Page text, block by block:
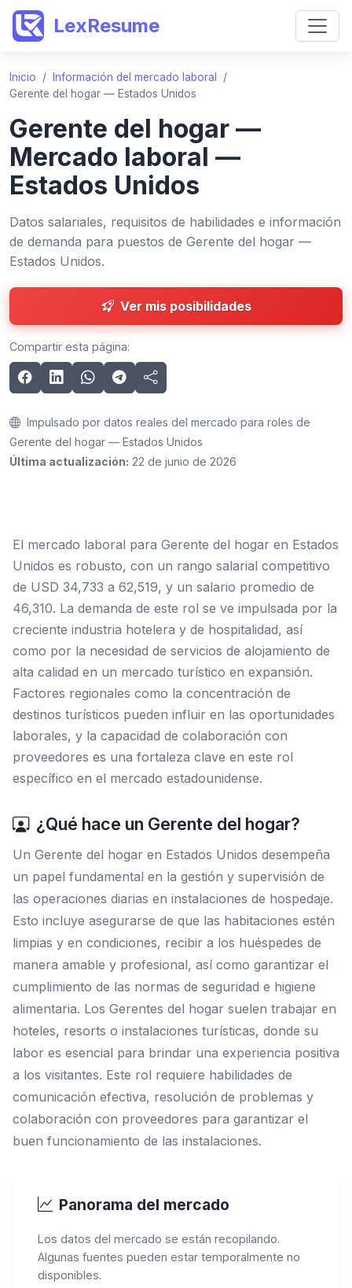
LexResume
Inicio / Información del mercado laboral
/
Gerente del hogar — Estados Unidos
Gerente del hogar —
Mercado laboral —
Estados Unidos
Datos salariales, requisitos de habilidades e información
de demanda para puestos de Gerente del hogar —
Estados Unidos.
Ver mis posibilidades
Compartir esta página:
Impulsado por datos reales del mercado para roles de
Gerente del hogar — Estados Unidos
Última actualización: 22 de junio de 2026
El mercado laboral para Gerente del hogar en Estados
Unidos es robusto, con un rango salarial competitivo
de USD 34,733 a 62,519, y un salario promedio de
46,310. La demanda de este rol se ve impulsada por la
creciente industria hotelera y de hospitalidad, así
como por la necesidad de servicios de alojamiento de
alta calidad en un mercado turístico en expansión.
Factores regionales como la concentración de
destinos turísticos pueden influir en las oportunidades
laborales, y la capacidad de colaboración con
proveedores es una fortaleza clave en este rol
específico en el mercado estadounidense.
¿Qué hace un Gerente del hogar?
Un Gerente del hogar en Estados Unidos desempeña
un papel fundamental en la gestión y supervisión de
las operaciones diarias en instalaciones de hospedaje.
Esto incluye asegurarse de que las habitaciones estén
limpias y en condiciones, recibir a los huéspedes de
manera amable y profesional, así como garantizar el
cumplimiento de las normas de seguridad e higiene
alimentaria. Los Gerentes del hogar suelen trabajar en
hoteles, resorts o instalaciones turísticas, donde su
labor es esencial para brindar una experiencia positiva
a los visitantes. Este rol requiere habilidades de
comunicación efectiva, resolución de problemas y
colaboración con proveedores para garantizar el
buen funcionamiento de las instalaciones.
Panorama del mercado
Los datos del mercado se están recopilando.
Algunas fuentes pueden estar temporalmente no
disponibles.